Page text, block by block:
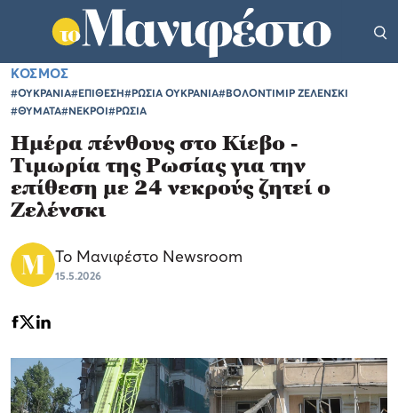
ΚΟΣΜΟΣ
#ΟΥΚΡΑΝΙΑ#ΕΠΙΘΕΣΗ#ΡΩΣΙΑ ΟΥΚΡΑΝΙΑ#ΒΟΛΟΝΤΙΜΙΡ ΖΕΛΕΝΣΚΙ
#ΘΥΜΑΤΑ#ΝΕΚΡΟΙ#ΡΩΣΙΑ
Ημέρα πένθους στο Κίεβο -
Τιμωρία της Ρωσίας για την
επίθεση με 24 νεκρούς ζητεί ο
Ζελένσκι
Το Μανιφέστο Newsroom
15.5.2026